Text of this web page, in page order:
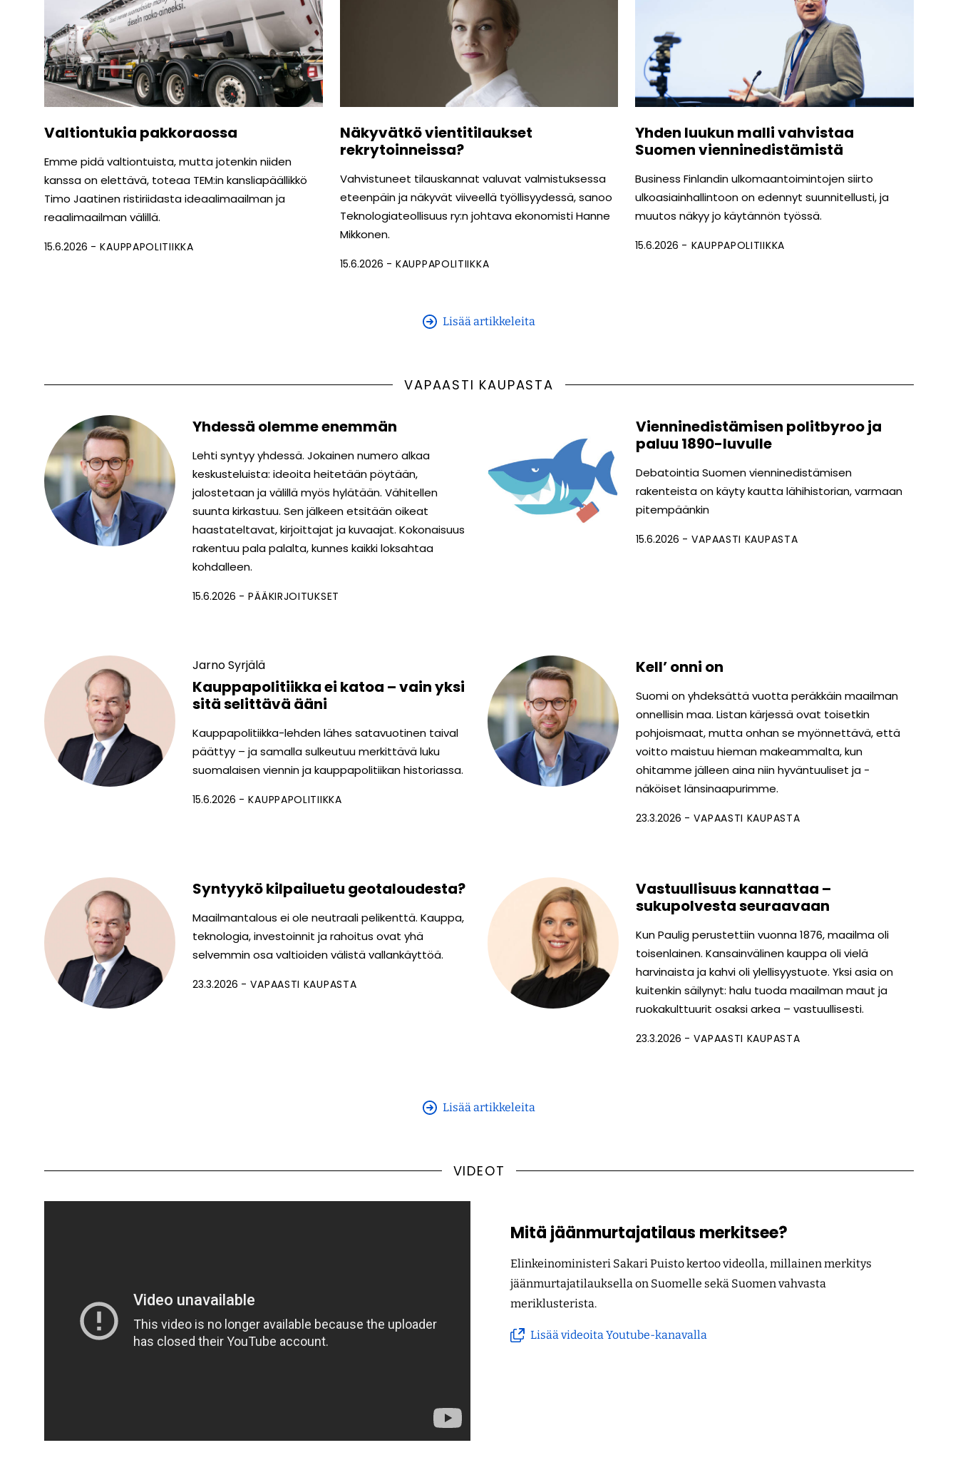
Valtiontukia pakkoraossa
Emme pidä valtiontuista, mutta jotenkin niiden
kanssa on elettävä, toteaa TEM:in kansliapäällikkö
Timo Jaatinen ristiriidasta ideaalimaailman ja
reaalimaailman välillä.
15.6.2026 KAUPPAPOLITIIKKA
Näkyvätkö vientitilaukset
rekrytoinneissa?
Vahvistuneet tilauskannat valuvat valmistuksessa
eteenpäin ja näkyvät viiveellä työllisyydessä, sanoo
Teknologiateollisuus ry:n johtava ekonomisti Hanne
Mikkonen.
15.6.2026 KAUPPAPOLITIIKKA
Yhden luukun malli vahvistaa
Suomen vienninedistämistä
Business Finlandin ulkomaantoimintojen siirto
ulkoasiainhallintoon on edennyt suunnitellusti, ja
muutos näkyy jo käytännön työssä.
15.6.2026 KAUPPAPOLITIIKKA
Lisää artikkeleita
VAPAASTI KAUPASTA
Yhdessä olemme enemmän
Lehti syntyy yhdessä. Jokainen numero alkaa
keskusteluista: ideoita heitetään pöytään,
jalostetaan ja välillä myös hylätään. Vähitellen
suunta kirkastuu. Sen jälkeen etsitään oikeat
haastateltavat, kirjoittajat ja kuvaajat. Kokonaisuus
rakentuu pala palalta, kunnes kaikki loksahtaa
kohdalleen.
15.6.2026 PÄÄKIRJOITUKSET
Vienninedistämisen politbyroo ja
paluu 1890-luvulle
Debatointia Suomen vienninedistämisen
rakenteista on käyty kautta lähihistorian, varmaan
pitempäänkin
15.6.2026 VAPAASTI KAUPASTA
Jarno Syrjälä
Kauppapolitiikka ei katoa – vain yksi
sitä selittävä ääni
Kauppapolitiikka-lehden lähes satavuotinen taival
päättyy – ja samalla sulkeutuu merkittävä luku
suomalaisen viennin ja kauppapolitiikan historiassa.
15.6.2026 KAUPPAPOLITIIKKA
Kell’ onni on
Suomi on yhdeksättä vuotta peräkkäin maailman
onnellisin maa. Listan kärjessä ovat toisetkin
pohjoismaat, mutta onhan se myönnettävä, että
voitto maistuu hieman makeammalta, kun
ohitamme jälleen aina niin hyväntuuliset ja -
näköiset länsinaapurimme.
23.3.2026 VAPAASTI KAUPASTA
Syntyykö kilpailuetu geotaloudesta?
Maailmantalous ei ole neutraali pelikenttä. Kauppa,
teknologia, investoinnit ja rahoitus ovat yhä
selvemmin osa valtioiden välistä vallankäyttöä.
23.3.2026 VAPAASTI KAUPASTA
Vastuullisuus kannattaa –
sukupolvesta seuraavaan
Kun Paulig perustettiin vuonna 1876, maailma oli
toisenlainen. Kansainvälinen kauppa oli vielä
harvinaista ja kahvi oli ylellisyystuote. Yksi asia on
kuitenkin säilynyt: halu tuoda maailman maut ja
ruokakulttuurit osaksi arkea – vastuullisesti.
23.3.2026 VAPAASTI KAUPASTA
Lisää artikkeleita
VIDEOT
Mitä jäänmurtajatilaus merkitsee?
Elinkeinoministeri Sakari Puisto kertoo videolla, millainen merkitys
jäänmurtajatilauksella on Suomelle sekä Suomen vahvasta
meriklusterista.
Lisää videoita Youtube-kanavalla